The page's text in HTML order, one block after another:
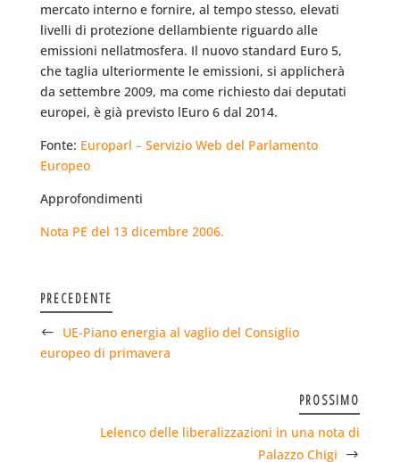
mercato interno e fornire, al tempo stesso, elevati
livelli di protezione dellambiente riguardo alle
emissioni nellatmosfera. Il nuovo standard Euro 5,
che taglia ulteriormente le emissioni, si applicherà
da settembre 2009, ma come richiesto dai deputati
europei, è già previsto lEuro 6 dal 2014.
Fonte: Europarl – Servizio Web del Parlamento
Europeo
Approfondimenti
Nota PE del 13 dicembre 2006.
PRECEDENTE
UE-Piano energia al vaglio del Consiglio
europeo di primavera
PROSSIMO
Lelenco delle liberalizzazioni in una nota di
Palazzo Chigi